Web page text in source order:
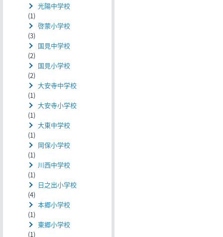
光陽中学校
(1)
啓蒙小学校
(3)
国見中学校
(2)
国見小学校
(2)
大安寺中学校
(1)
大安寺小学校
(1)
大東中学校
(1)
岡保小学校
(1)
川西中学校
(1)
日之出小学校
(4)
本郷小学校
(1)
東郷小学校
(1)